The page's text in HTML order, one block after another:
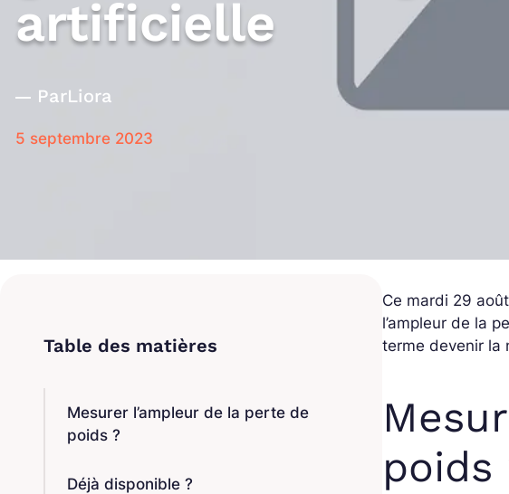
artificielle
ParLiora
5 septembre 2023
Mesurer l’ampleur de la perte de
poids ?
Déjà disponible ?
Ce mardi 29
l’ampleur de la
terme devenir la
poids